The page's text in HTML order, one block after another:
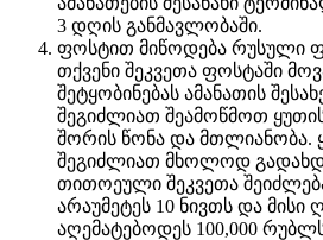
3 დღის განმავლობაში.
ფოსტით მიწოდება რუსული
თქვენი შეკვეთა ფოსტაში
შეტყობინებას ამანათის
შეგიძლიათ შეამოწმოთ
შორის წონა და მთლიანობა.
შეგიძლიათ მხოლოდ
თითოეული შეკვეთა
არაუმეტეს 10 ნივთს და
აღემატებოდეს 100,000